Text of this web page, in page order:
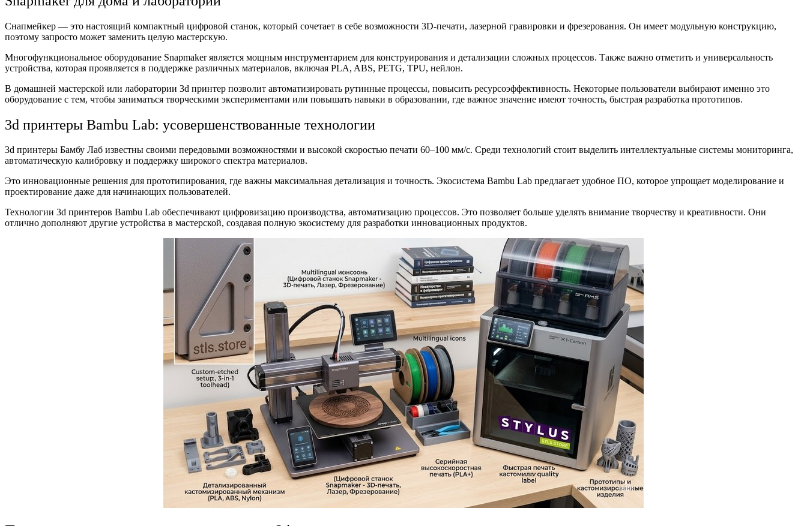
Снапмейкер — это настоящий компактный цифровой станок, который сочетает в себе возможности 3D-печати, лазерной гравировки и фрезерования. Он имеет модульную конструкцию,
поэтому запросто может заменить целую мастерскую.
Многофункциональное оборудование Snapmaker является мощным инструментарием для конструирования и детализации сложных процессов. Также важно отметить и универсальность
устройства, которая проявляется в поддержке различных материалов, включая PLA, ABS, PETG, TPU, нейлон.
В домашней мастерской или лаборатории 3d принтер позволит автоматизировать рутинные процессы, повысить ресурсоэффективность. Некоторые пользователи выбирают именно это
оборудование с тем, чтобы заниматься творческими экспериментами или повышать навыки в образовании, где важное значение имеют точность, быстрая разработка прототипов.
3d принтеры Bambu Lab: усовершенствованные технологии
3d принтеры Бамбу Лаб известны своими передовыми возможностями и высокой скоростью печати 60–100 мм/с. Среди технологий стоит выделить интеллектуальные системы мониторинга,
автоматическую калибровку и поддержку широкого спектра материалов.
Это инновационные решения для прототипирования, где важны максимальная детализация и точность. Экосистема Bambu Lab предлагает удобное ПО, которое упрощает моделирование и
проектирование даже для начинающих пользователей.
Технологии 3d принтеров Bambu Lab обеспечивают цифровизацию производства, автоматизацию процессов. Это позволяет больше уделять внимание творчеству и креативности. Они
отлично дополняют другие устройства в мастерской, создавая полную экосистему для разработки инновационных продуктов.